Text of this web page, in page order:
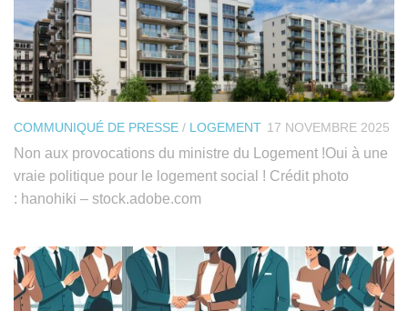
COMMUNIQUÉ DE PRESSE / LOGEMENT 17 NOVEMBRE 2025
Non aux provocations du ministre du Logement !Oui à une
vraie politique pour le logement social ! Crédit photo
: hanohiki – stock.adobe.com